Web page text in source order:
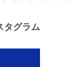
タグラム